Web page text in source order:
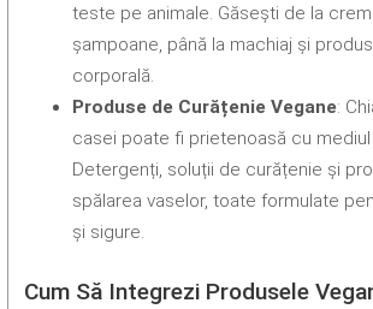
teste pe animale. Găsești de la
șampoane, până la machiaj și
corporală.
Produse de Curățenie Vegane:
casei poate fi prietenoasă cu mediul
Detergenți, soluții de curățenie și
spălarea vaselor, toate formulate
și sigure.
Cum Să Integrezi Produsele